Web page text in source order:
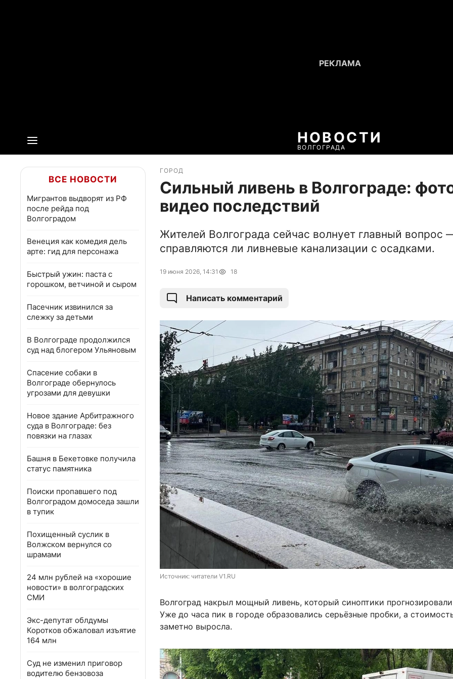
НОВОСТИ
ВОЛГОГРАДА
ВСЕ НОВОСТИ
Мигрантов выдворят из РФ
после рейда под
Волгоградом
Венеция как комедия дель
арте: гид для персонажа
Быстрый ужин: паста с
горошком, ветчиной и сыром
Пасечник извинился за
слежку за детьми
В Волгограде продолжился
суд над блогером Ульяновым
Спасение собаки в
Волгограде обернулось
угрозами для девушки
Новое здание Арбитражного
суда в Волгограде: без
повязки на глазах
Башня в Бекетовке получила
статус памятника
Поиски пропавшего под
Волгоградом домоседа зашли
в тупик
Похищенный суслик в
Волжском вернулся со
шрамами
24 млн рублей на «хорошие
новости» в волгоградских
СМИ
Экс-депутат облдумы
Коротков обжаловал изъятие
164 млн
Суд не изменил приговор
водителю бензовоза
ГОРОД
Сильный ливень в Волгограде:
видео последствий
Жителей Волгограда сейчас волнует главный вопрос
справляются ли ливневые канализации с осадками.
19 июня 2026, 14:31 18
Написать комментарий
Источник: читатели V1.RU
Волгоград накрыл мощный ливень, который синоптики прогнозировали
Уже до часа пик в городе образовались серьёзные пробки, а
заметно выросла.